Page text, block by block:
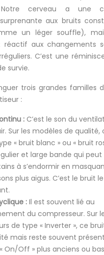
Notre cerveau a une
aux bruits
un léger souffle),
réactif aux changements
C’est une
survie.
trois grandes familles
:
: C’est le son du
Sur les modèles de qualité,
« bruit blanc » ou « bruit
et large bande qui
à s’endormir en
plus aigus. C’est le bruit
:Il est souvent lié au
du compresseur. Sur
de type « Inverter », ce
mais reste souvent
On/Off » plus anciens ou